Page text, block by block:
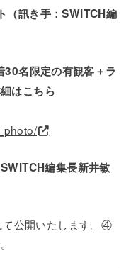
（訊き手：SWITCH編
名限定の有観客＋ラ
はこちら
編集長新井敏
公開いたします。④